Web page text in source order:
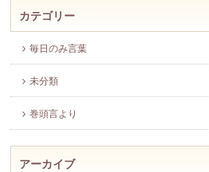
カテゴリー
毎日のみ言葉
未分類
巻頭言より
アーカイブ